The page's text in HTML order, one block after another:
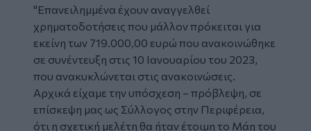
"Επανειλημμένα έχουν αναγγελθεί
χρηματοδοτήσεις που μάλλον πρόκειται για
εκείνη των 719.000,00 ευρώ που ανακοινώθηκε
σε συνέντευξη στις 10 Ιανουαρίου του 2023,
που ανακυκλώνεται στις ανακοινώσεις.
Αρχικά είχαμε την υπόσχεση – πρόβλεψη, σε
επίσκεψη μας ως Σύλλογος στην Περιφέρεια,
ότι η σχετική μελέτη θα ήταν έτοιμη το Μάη του